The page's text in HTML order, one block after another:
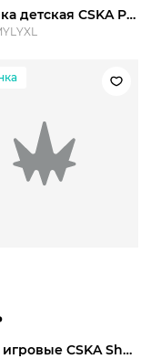
Футболка детская CSKA Pre-Match Top 26/27 Y
YLYXL
Шорты игровые CSKA Short Home 26/27